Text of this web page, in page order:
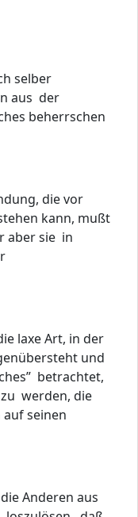
selber
aus der
beherrschen
die vor
kann, mußt
aber sie in
laxe Art, in der
und
betrachtet,
werden, die
seinen
Anderen aus